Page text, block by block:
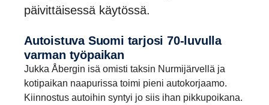
päivittäisessä käytössä.
Autois­tuva Suomi tarjosi 70-​luvulla
varman työpaikan
Jukka Åbergin isä omisti taksin Nurmijärvellä ja
kotipaikan naapurissa toimi pieni autokorjaamo.
Kiinnostus autoihin syntyi jo siis ihan pikkupoikana.